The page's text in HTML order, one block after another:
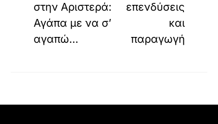
στην Αριστερά:
Αγάπα με να σ’
αγαπώ…
επενδύσεις
και
παραγωγή